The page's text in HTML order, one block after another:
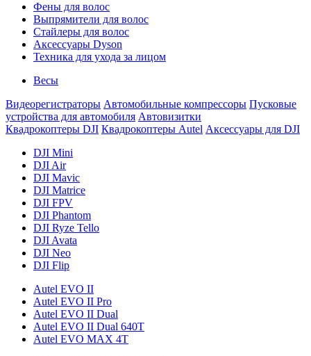
Фены для волос
Выпрямители для волос
Стайлеры для волос
Аксессуары Dyson
Техника для ухода за лицом
Весы
Видеорегистраторы Автомобильные компрессоры Пусковые
устройства для автомобиля Автовизитки
Квадрокоптеры DJI Квадрокоптеры Autel Аксессуары для DJI
DJI Mini
DJI Air
DJI Mavic
DJI Matrice
DJI FPV
DJI Phantom
DJI Ryze Tello
DJI Avata
DJI Neo
DJI Flip
Autel EVO II
Autel EVO II Pro
Autel EVO II Dual
Autel EVO II Dual 640T
Autel EVO MAX 4T